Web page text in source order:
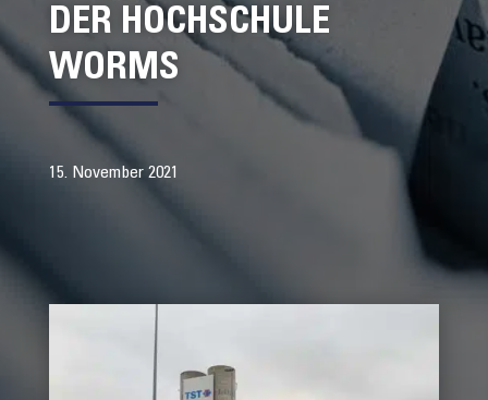
DER HOCHSCHULE
WORMS
15. November 2021